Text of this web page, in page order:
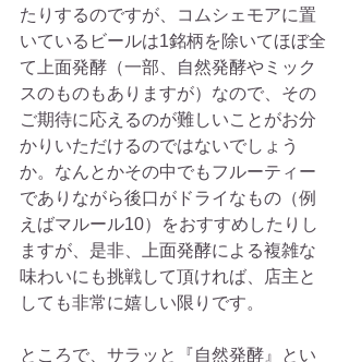
たりするのですが、コムシェモアに置
いているビールは1銘柄を除いてほぼ全
て上面発酵（一部、自然発酵やミック
スのものもありますが）なので、その
ご期待に応えるのが難しいことがお分
かりいただけるのではないでしょう
か。なんとかその中でもフルーティー
でありながら後口がドライなもの（例
えばマルール10）をおすすめしたりし
ますが、是非、上面発酵による複雑な
味わいにも挑戦して頂ければ、店主と
しても非常に嬉しい限りです。
ところで、サラッと『自然発酵』とい